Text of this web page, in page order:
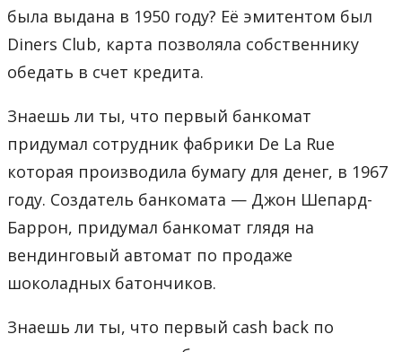
была выдана в 1950 году? Её эмитентом был
Diners Club, карта позволяла собственнику
обедать в счет кредита.
Знаешь ли ты, что первый банкомат
придумал сотрудник фабрики De La Rue
которая производила бумагу для денег, в 1967
году. Создатель банкомата — Джон Шепард-
Баррон, придумал банкомат глядя на
вендинговый автомат по продаже
шоколадных батончиков.
Знаешь ли ты, что первый cash back по